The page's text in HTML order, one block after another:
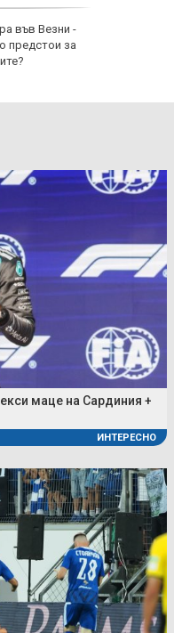
във Везни -
предстои за
маце на Сардиния +
ИНТЕРЕСНО